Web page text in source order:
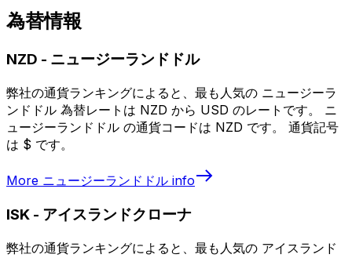
為替情報
NZD - ニュージーランドドル
弊社の通貨ランキングによると、最も人気の ニュージーラ
ンドドル 為替レートは NZD から USD のレートです。 ニ
ュージーランドドル の通貨コードは NZD です。 通貨記号
は $ です。
More ニュージーランドドル info
ISK - アイスランドクローナ
弊社の通貨ランキングによると、最も人気の アイスランド